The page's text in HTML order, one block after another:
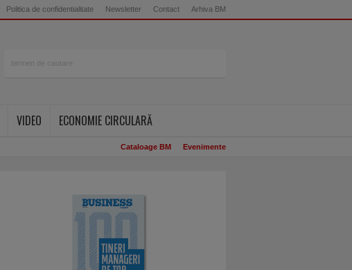
Politica de confidentialitate Newsletter Contact Arhiva BM
VIDEO
ECONOMIE CIRCULARĂ
Cataloage BM Evenimente